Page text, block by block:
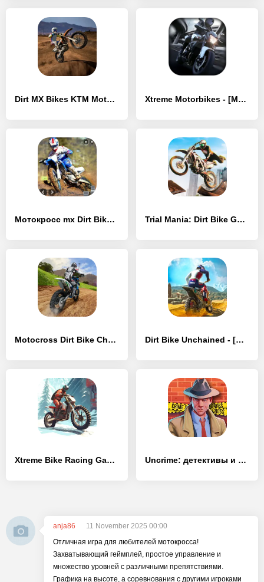
Dirt MX Bikes KTM Motocross 3D - [MOD Бесконечные деньги] Xtreme Motorbikes - [MOD Бесконечные деньги]
Мотокросс mx Dirt Bike игры - [MOD Много денег] Trial Mania: Dirt Bike Games - [MOD Много денег]
Motocross Dirt Bike Champions - [MOD Бесконечные монеты] Dirt Bike Unchained - [MOD Бесконечные монеты]
Xtreme Bike Racing Game - [MOD Много денег] Uncrime: детективы и расследование преступлений
anja86
11 November 2025 00:00
Отличная игра для любителей мотокросса!
Захватывающий геймплей, простое управление и
множество уровней с различными препятствиями.
Графика на высоте, а соревнования с другими игроками